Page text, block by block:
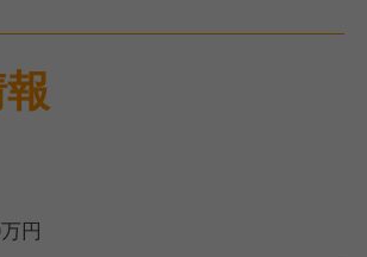
術に加え、お客様を楽しませるパフ
人気ショップです。
、商品管理、売上管理、シフト作
店長経験がある方を求めています。
きやすい環境です。
です。
円